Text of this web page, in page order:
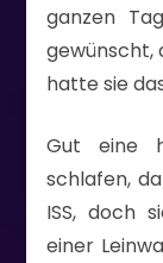
ganzen
gewünscht,
hatte sie
Gut eine
schlafen,
ISS, doch
einer